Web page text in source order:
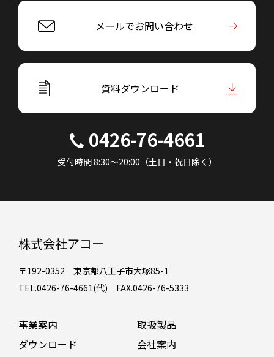
メールでお問い合わせ
資料ダウンロード
0426-76-4661
受付時間 8:30～20:00（土日・祝日除く）
株式会社アコー
〒192-0352 東京都八王子市大塚85-1
TEL.0426-76-4661(代) FAX.0426-76-5333
事業案内
取扱製品
ダウンロード
会社案内